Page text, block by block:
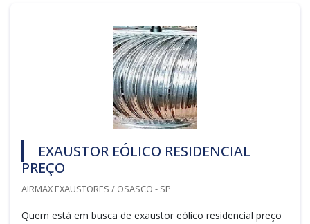
EXAUSTOR EÓLICO RESIDENCIAL
PREÇO
AIRMAX EXAUSTORES / OSASCO - SP
Quem está em busca de exaustor eólico residencial preço